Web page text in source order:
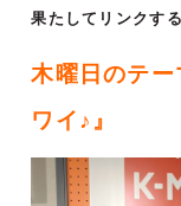
果たしてリンクす
木曜日のテー
ワイ♪ 』